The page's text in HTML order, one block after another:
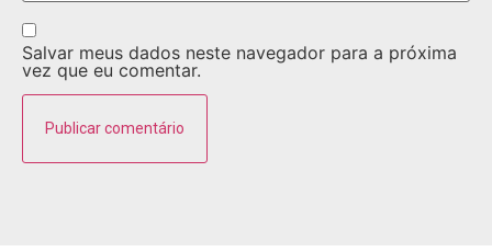
Salvar meus dados neste navegador para a próxima
vez que eu comentar.